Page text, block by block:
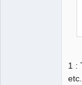
1 :